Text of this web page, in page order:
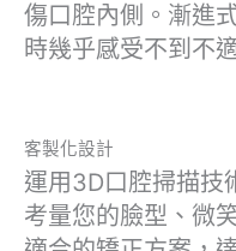
傷口腔內側。漸進
時幾乎感受不到不
客製化設計
運用3D口腔掃描技
考量您的臉型、微